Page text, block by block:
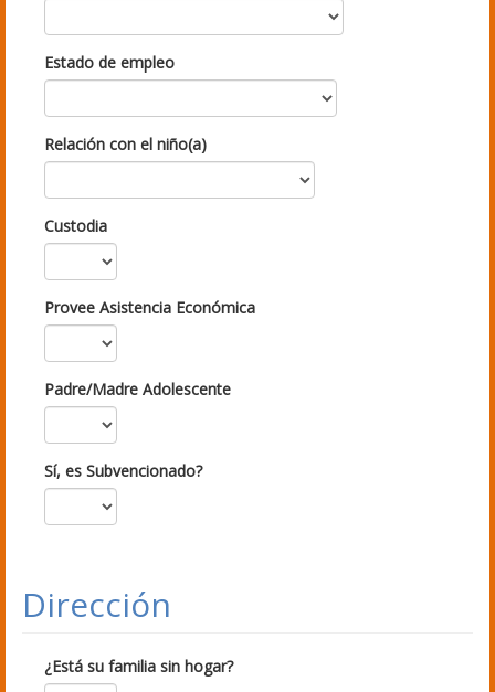
Estado de empleo
Relación con el niño(a)
Custodia
Provee Asistencia Económica
Padre/Madre Adolescente
Sí, es Subvencionado?
Dirección
¿Está su familia sin hogar?